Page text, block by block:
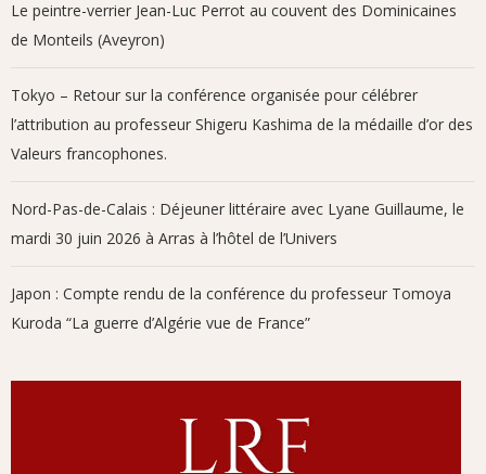
Le peintre-verrier Jean-Luc Perrot au couvent des Dominicaines
de Monteils (Aveyron)
Tokyo – Retour sur la conférence organisée pour célébrer
l’attribution au professeur Shigeru Kashima de la médaille d’or des
Valeurs francophones.
Nord-Pas-de-Calais : Déjeuner littéraire avec Lyane Guillaume, le
mardi 30 juin 2026 à Arras à l’hôtel de l’Univers
Japon : Compte rendu de la conférence du professeur Tomoya
Kuroda “La guerre d’Algérie vue de France”